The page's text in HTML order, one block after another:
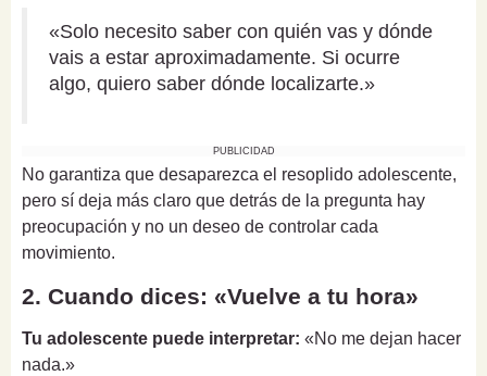
«Solo necesito saber con quién vas y dónde
vais a estar aproximadamente. Si ocurre
algo, quiero saber dónde localizarte.»
PUBLICIDAD
No garantiza que desaparezca el resoplido adolescente,
pero sí deja más claro que detrás de la pregunta hay
preocupación y no un deseo de controlar cada
movimiento.
2. Cuando dices: «Vuelve a tu hora»
Tu adolescente puede interpretar: «No me dejan hacer
nada.»